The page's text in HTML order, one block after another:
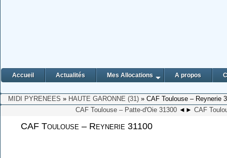
Accueil Actualités Mes Allocations A propos
MIDI PYRENEES » HAUTE GARONNE (31) » CAF Toulouse – Reynerie
CAF Toulouse – Patte-d'Oie 31300 ◄ ► CAF
CAF Toulouse – Reynerie 31100